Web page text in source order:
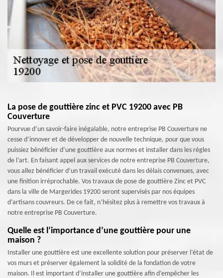
La pose de gouttière zinc et PVC 19200 avec PB
Couverture
Pourvue d’un savoir-faire inégalable, notre entreprise PB Couverture ne
cesse d’innover et de développer de nouvelle technique, pour que vous
puissiez bénéficier d’une gouttière aux normes et installer dans les règles
de l’art. En faisant appel aux services de notre entreprise PB Couverture,
vous allez bénéficier d’un travail exécuté dans les délais convenues, avec
une finition irréprochable. Vos travaux de pose de gouttière Zinc et PVC
dans la ville de Margerides 19200 seront supervisés par nos équipes
d’artisans couvreurs. De ce fait, n’hésitez plus à remettre vos travaux à
notre entreprise PB Couverture.
Quelle est l’importance d’une gouttière pour une
maison ?
Installer une gouttière est une excellente solution pour préserver l’état de
vos murs et préserver également la solidité de la fondation de votre
maison. Il est important d’installer une gouttière afin d’empêcher les